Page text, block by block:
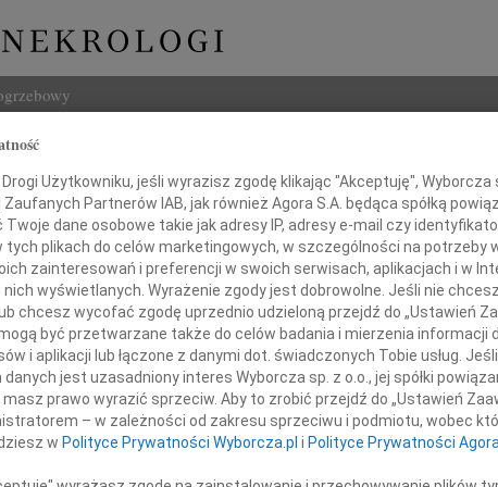
Serdeczne podziękowania
Oddziału Wewnętrznego
które niosły ulgę w cierpieniach
Imię i
INNE
Anna
1
Użytkowniku, jeśli wyrazisz zgodę klikając "Akceptuję", Wyborcza
Zaufanych Partnerów IAB, jak również Agora S.A. będąca spółką
dane osobowe takie jak adresy IP, adresy e-mail czy
plikach do celów marketingowych, w szczególności na potrzeby
zainteresowań i preferencji w swoich serwisach, aplikacjach i w
wyświetlanych. Wyrażenie zgody jest dobrowolne. Jeśli nie
chcesz wycofać zgodę uprzednio udzieloną przejdź do „Ustawień
być przetwarzane także do celów badania i mierzenia informacji
i aplikacji lub łączone z danymi dot. świadczonych Tobie usług.
jest uzasadniony interes Wyborcza sp. z o.o., jej spółki
prawo wyrazić sprzeciw. Aby to zrobić przejdź do „Ustawień
– w zależności od zakresu sprzeciwu i podmiotu, wobec
w Polityce Prywatności Wyborcza.pl i Polityce Prywatności Agora